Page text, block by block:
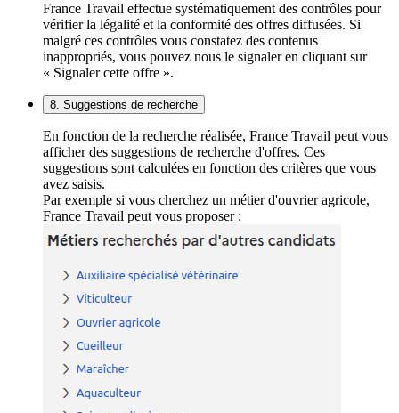
France Travail effectue systématiquement des contrôles pour
vérifier la légalité et la conformité des offres diffusées. Si
malgré ces contrôles vous constatez des contenus
inappropriés, vous pouvez nous le signaler en cliquant sur
« Signaler cette offre ».
8. Suggestions de recherche
En fonction de la recherche réalisée, France Travail peut vous
afficher des suggestions de recherche d'offres. Ces
suggestions sont calculées en fonction des critères que vous
avez saisis.
Par exemple si vous cherchez un métier d'ouvrier agricole,
France Travail peut vous proposer :